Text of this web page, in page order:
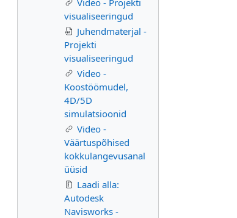
Video - Projekti
visualiseeringud
Juhendmaterjal -
Projekti
visualiseeringud
Video -
Koostöömudel,
4D/5D
simulatsioonid
Video -
Väärtuspõhised
kokkulangevusanal
üüsid
Laadi alla:
Autodesk
Navisworks -